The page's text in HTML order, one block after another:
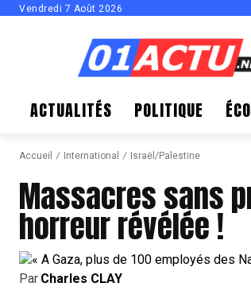
Vendredi 7 Août 2026
ACTUALITÉS POLITIQUE
Accueil International Israël/Palestine
Massacres sans
horreur révélée !
Par Charles CLAY